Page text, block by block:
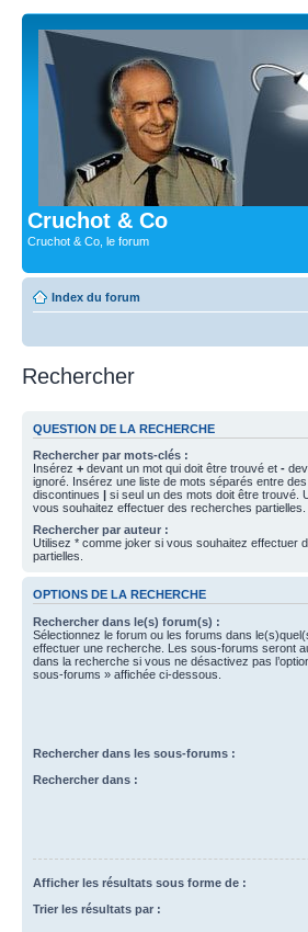
Cruchot & Co
Cruchot & Co, le forum
Index du forum
Rechercher
QUESTION DE LA RECHERCHE
Rechercher par mots-clés :
Insérez + devant un mot qui doit être trouvé et -
ignoré. Insérez une liste de mots séparés entre
discontinues | si seul un des mots doit être trouvé.
vous souhaitez effectuer des recherches partielles.
Rechercher par auteur :
Utilisez * comme joker si vous souhaitez effectuer
partielles.
OPTIONS DE LA RECHERCHE
Rechercher dans le(s) forum(s) :
Sélectionnez le forum ou les forums dans
effectuer une recherche. Les sous-forums seront
dans la recherche si vous ne désactivez pas
sous-forums » affichée ci-dessous.
Rechercher dans les sous-forums :
Rechercher dans :
Afficher les résultats sous forme de :
Trier les résultats par :